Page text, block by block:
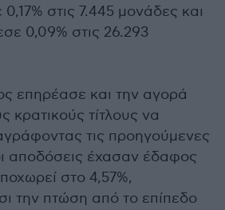
στις 7.445 μονάδες και
0,09% στις 26.293
επηρέασε και την αγορά
κρατικούς τίτλους να
τις προηγούμενες
αποδόσεις έχασαν έδαφος
στο 4,57%,
την πτώση από το επίπεδο